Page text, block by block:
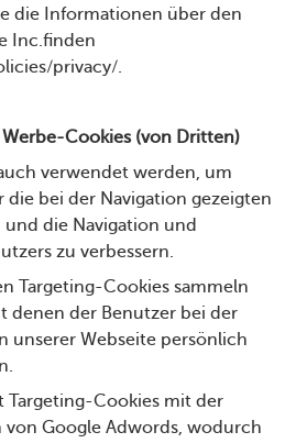
die Informationen über den
Inc.finden
privacy/.
Cookies (von Dritten)
verwendet werden, um
die bei der Navigation gezeigten
und die Navigation und
zu verbessern.
Targeting-Cookies sammeln
denen der Benutzer bei der
unserer Webseite persönlich
Targeting-Cookies mit der
von Google Adwords, wodurch